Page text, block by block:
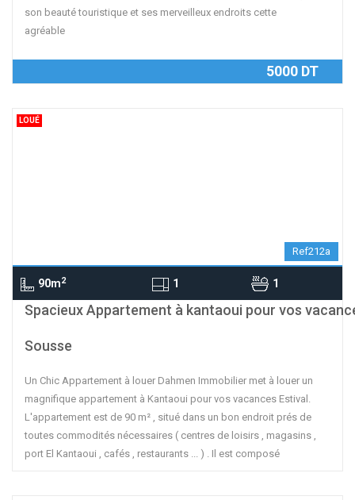
son beauté touristique et ses merveilleux endroits cette
agréable
5000 DT
LOUÉ
Ref212a
90m2 1
1
Leaflet
contributors
Spacieux Appartement à kantaoui pour vos
Sousse
Un Chic Appartement à louer Dahmen Immobilier met à louer un
magnifique appartement à Kantaoui pour vos vacances Estival.
L'appartement est de 90 m² , situé dans un bon endroit prés de
toutes commodités nécessaires ( centres de loisirs , magasins ,
port El Kantaoui , cafés , restaurants ... ) . Il est composé